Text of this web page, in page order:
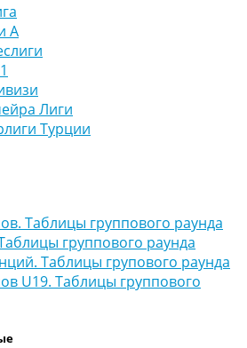
А
Лиги
Турции
Таблицы группового раунда
группового раунда
Таблицы групового раунда
U19. Таблицы группового